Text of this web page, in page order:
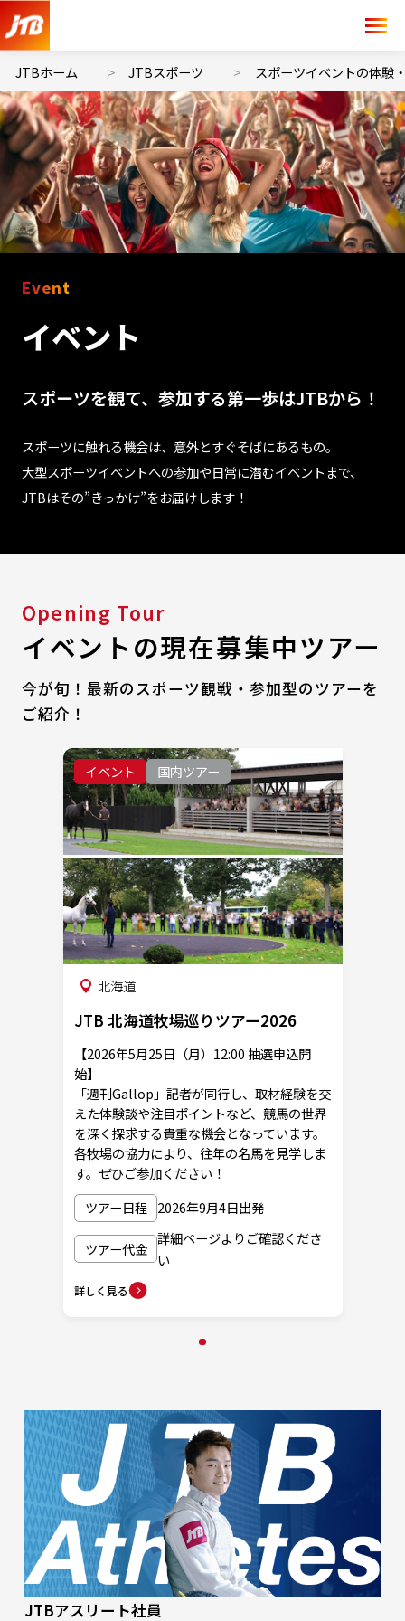
JTBホーム JTBスポーツ スポーツイベントの体験
Event
イベント
スポーツを観て、参加する第一歩はJTBから！
スポーツに触れる機会は、意外とすぐそばにあるもの。
大型スポーツイベントへの参加や日常に潜むイベントまで、
JTBはその”きっかけ”をお届けします！
Opening Tour
イベントの現在募集中ツアー
今が旬！最新のスポーツ観戦・参加型のツアーを
ご紹介！
イベント 国内ツアー
北海道
JTB 北海道牧場巡りツアー2026
【2026年5月25日（月）12:00 抽選申込開
始】
「週刊Gallop」記者が同行し、取材経験を交
えた体験談や注目ポイントなど、競馬の世界
を深く探求する貴重な機会となっています。
各牧場の協力により、往年の名馬を見学しま
す。ぜひご参加ください！
ツアー日程 2026年9月4日出発
ツアー代金
詳細ページよりご確認くださ
い
詳しく見る
JTBアスリート社員